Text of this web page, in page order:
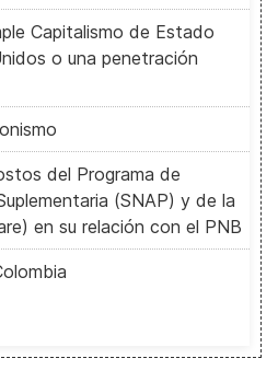
Capitalismo de Estado
o una penetración
del Programa de
(SNAP) y de la
en su relación con el PNB